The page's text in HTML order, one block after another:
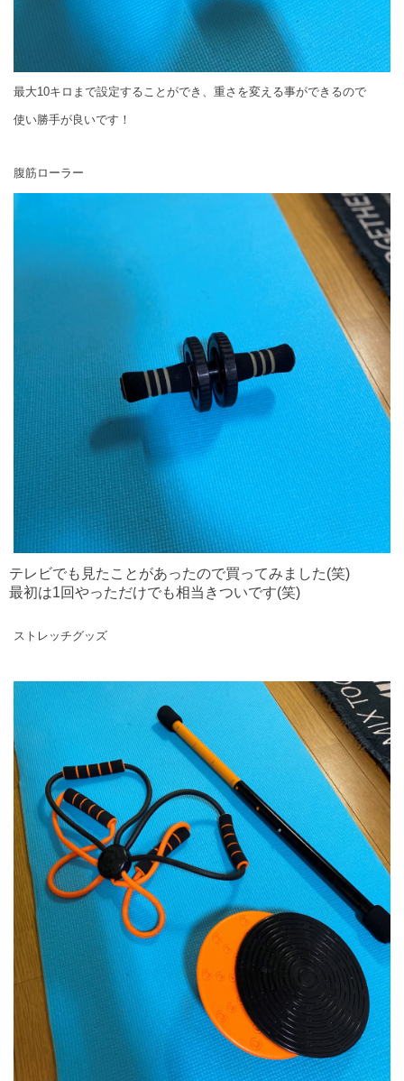
最大10キロまで設定することができ、重さを変える事ができるので
使い勝手が良いです！
腹筋ローラー
テレビでも見たことがあったので買ってみました(笑)
最初は1回やっただけでも相当きついです(笑)
ストレッチグッズ